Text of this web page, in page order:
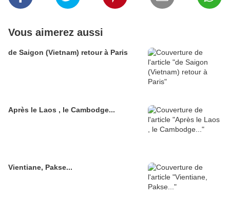
Vous aimerez aussi
de Saigon (Vietnam) retour à Paris
Après le Laos , le Cambodge...
Vientiane, Pakse...